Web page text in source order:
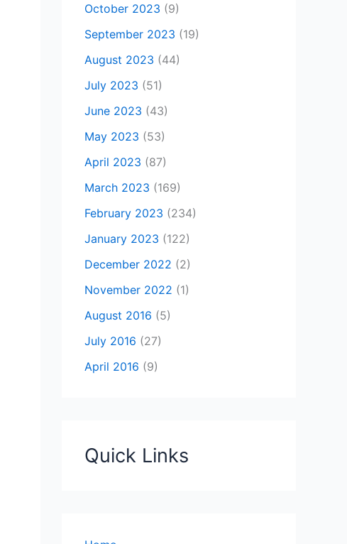
October 2023 (9)
September 2023 (19)
August 2023 (44)
July 2023 (51)
June 2023 (43)
May 2023 (53)
April 2023 (87)
March 2023 (169)
February 2023 (234)
January 2023 (122)
December 2022 (2)
November 2022 (1)
August 2016 (5)
July 2016 (27)
April 2016 (9)
Quick Links